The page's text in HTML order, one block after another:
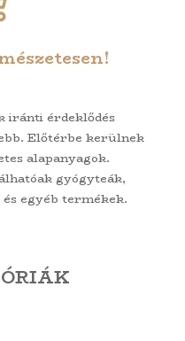
iránti érdeklődés
Előtérbe kerülnek
alapanyagok.
gyógyteák,
egyéb termékek.